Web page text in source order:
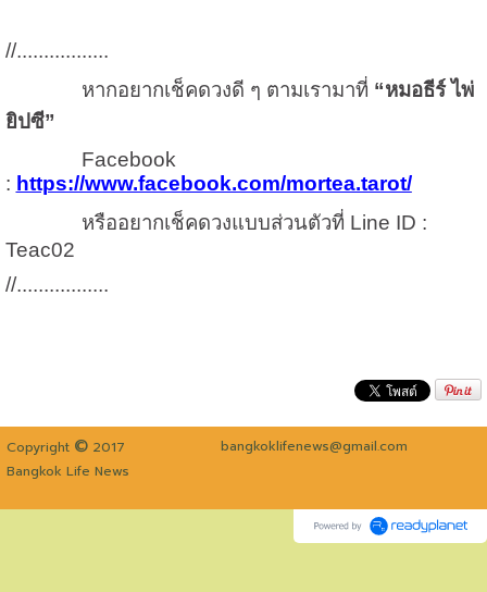
//.................
หากอยากเช็คดวงดี ๆ ตามเรามาที่ “หมอธีร์ ไพ่
ยิปซี”
Facebook
: https://www.facebook.com/mortea.tarot/
หรืออยากเช็คดวงแบบส่วนตัวที่ Line ID :
Teac02
//.................
Copyright © 2017
bangkoklifenews@gmail.com
Bangkok Life News